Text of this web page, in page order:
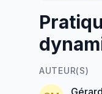
AUTEUR(S)